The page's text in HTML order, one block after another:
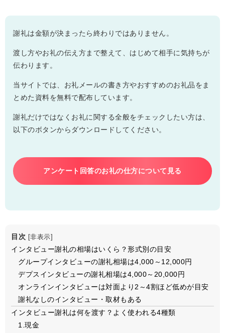
謝礼は金額が決まったら終わりではありません。
渡し方やお礼の伝え方まで整えて、はじめて相手に気持ちが
伝わります。
当サイトでは、お礼メールの書き方やおすすめのお礼品をま
とめた資料を無料で配布しています。
謝礼だけではなくお礼に関する全般をチェックしたい方は、
以下のボタンからダウンロードしてください。
アンケート回答のお礼の仕方について見る
目次 非表示
インタビュー謝礼の相場はいくら？形式別の目安
グループインタビューの謝礼相場は4,000～12,000円
デプスインタビューの謝礼相場は4,000～20,000円
オンラインインタビューは対面より2～4割ほど低めが目安
謝礼なしのインタビュー・取材もある
インタビュー謝礼は何を渡す？よく使われる4種類
1.現金